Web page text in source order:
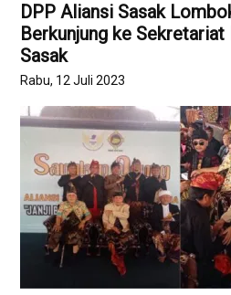
DPP Aliansi Sasak
Berkunjung ke
Sasak
Rabu, 12 Juli 2023